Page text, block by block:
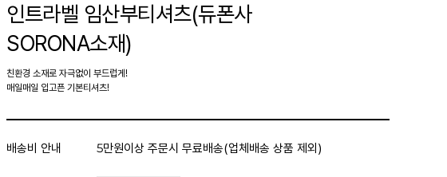
인트라벨 임산부티셔츠(듀폰사
SORONA소재)
친환경 소재로 자극없이 부드럽게!
매일매일 입고픈 기본티셔츠!
배송비 안내 5만원이상 주문시 무료배송(업체배송 상품 제외)